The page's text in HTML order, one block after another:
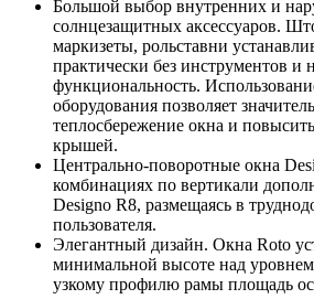
Большой выбор внутренних и
солнцезащитных аксессуаров.
маркизеты, рольставни
практически без инструментов и
функциональность.
оборудования позволяет
теплосбережение окна и
крышей.
Центрально-поворотные окна
комбинациях по вертикали
Designo R8, размещаясь в
пользователя.
Элегантный дизайн. Окна Roto
минимальной высоте над
узкому профилю рамы площадь